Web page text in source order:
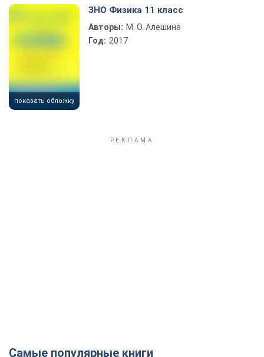
показать обложку
ЗНО Физика 11 класс
Авторы: М. О. Алешина
Год: 2017
Самые популярные книги